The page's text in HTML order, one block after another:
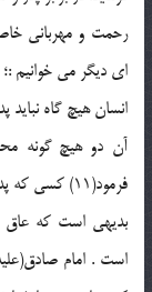
اى دیگر مى خوانیم
انسان هیچ گاه نباید
آن دو هیچ گونه
فرمود(11) كسى كه پدر و مادر را غمگین سازد، عاق والدین شده است .
بدیهى است كه عاق